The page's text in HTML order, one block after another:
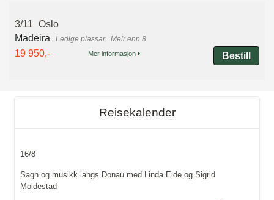
3/11 Oslo
Madeira
Meir enn 8
19 950,- Bestill
Mer informasjon
Reisekalender
16/8
Sagn og musikk langs Donau med Linda Eide og Sigrid
Moldestad